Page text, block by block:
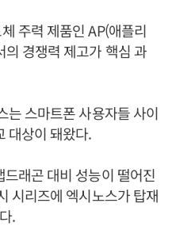
주력 제품인 AP(애플리
경쟁력 제고가 핵심 과
는 스마트폰 사용자들 사이
대상이 돼왔다.
래곤 대비 성능이 떨어진
시리즈에 엑시노스가 탑재
.